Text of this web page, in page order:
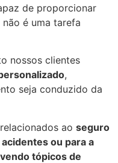
de proporcionar
é uma tarefa
nossos clientes
,
seja conduzido da
ao seguro
ou para a
tópicos de